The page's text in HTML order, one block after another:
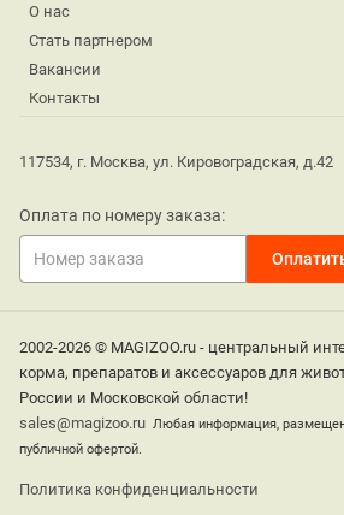
О нас
Стать партнером
Вакансии
Контакты
117534, г. Москва, ул. Кировоградская, д.42
Оплата по номеру заказа:
2002-2026 © MAGIZOO.ru - центральный
корма, препаратов и аксессуаров для
России и Московской области!
sales@magizoo.ru Любая информация,
публичной офертой.
Политика конфиденциальности